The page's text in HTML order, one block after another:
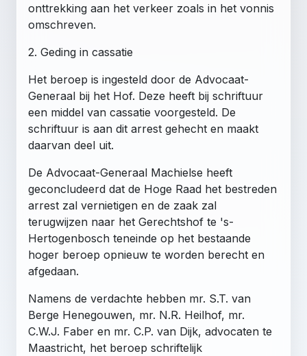
onttrekking aan het verkeer zoals in het vonnis
omschreven.
2. Geding in cassatie
Het beroep is ingesteld door de Advocaat-
Generaal bij het Hof. Deze heeft bij schriftuur
een middel van cassatie voorgesteld. De
schriftuur is aan dit arrest gehecht en maakt
daarvan deel uit.
De Advocaat-Generaal Machielse heeft
geconcludeerd dat de Hoge Raad het bestreden
arrest zal vernietigen en de zaak zal
terugwijzen naar het Gerechtshof te 's-
Hertogenbosch teneinde op het bestaande
hoger beroep opnieuw te worden berecht en
afgedaan.
Namens de verdachte hebben mr. S.T. van
Berge Henegouwen, mr. N.R. Heilhof, mr.
C.W.J. Faber en mr. C.P. van Dijk, advocaten te
Maastricht, het beroep schriftelijk